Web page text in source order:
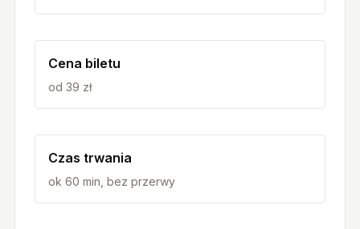
Cena biletu
od 39 zł
Czas trwania
ok 60 min, bez przerwy